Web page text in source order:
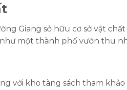
Giang sở hữu cơ sở vật
một thành phố vườn thu
với kho tàng sách tham